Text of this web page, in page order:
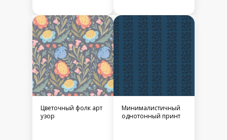
Цветочный фолк арт
узор
Минималистичный
однотонный принт